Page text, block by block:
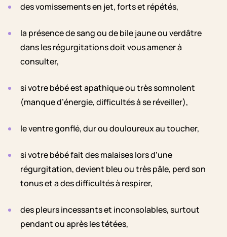
des vomissements en jet, forts et répétés,
la présence de sang ou de bile jaune ou verdâtre
dans les régurgitations doit vous amener à
consulter,
si votre bébé est apathique ou très somnolent
(manque d’énergie, difficultés à se réveiller),
le ventre gonflé, dur ou douloureux au toucher,
si votre bébé fait des malaises lors d’une
régurgitation, devient bleu ou très pâle, perd son
tonus et a des difficultés à respirer,
des pleurs incessants et inconsolables, surtout
pendant ou après les tétées,